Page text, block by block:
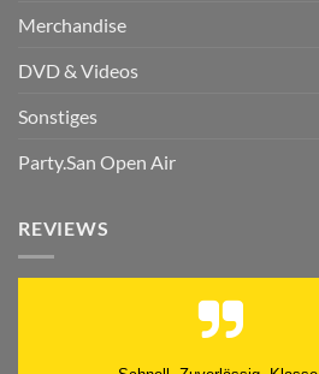
Merchandise
DVD & Videos
Sonstiges
Party.San Open Air
REVIEWS